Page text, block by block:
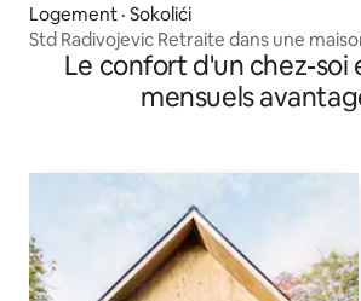
Logement · Sokolići
Std Radivojevic Retraite dans une
Le confort d'un chez-soi
mensuels